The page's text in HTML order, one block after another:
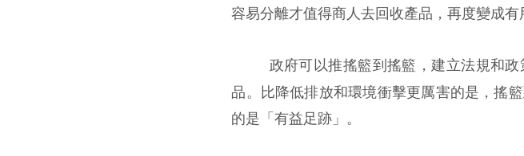
容易分離才值得商人去回收產品，再度變成
政府可以推搖籃到搖籃，建立法規和
品。比降低排放和環境衝擊更厲害的是，搖
的是「有益足跡」。